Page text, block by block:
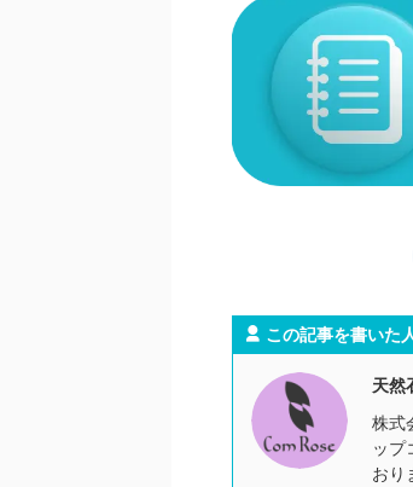
この記事を書いた
天然
株式
ップ
おり